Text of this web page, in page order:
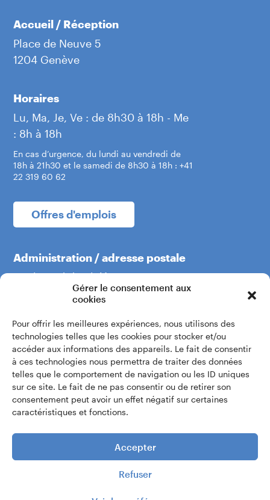
Gérer le consentement aux
cookies
Pour offrir les meilleures expériences, nous utilisons des
technologies telles que les cookies pour stocker et/ou
accéder aux informations des appareils. Le fait de consentir
à ces technologies nous permettra de traiter des données
telles que le comportement de navigation ou les ID uniques
sur ce site. Le fait de ne pas consentir ou de retirer son
consentement peut avoir un effet négatif sur certaines
caractéristiques et fonctions.
Accepter
Refuser
Accueil / Réception
Place de Neuve 5
1204 Genève
Horaires
Lu, Ma, Je, Ve : de 8h30 à 18h - Me
: 8h à 18h
En cas d’urgence, du lundi au vendredi de
18h à 21h30 et le samedi de 8h30 à 18h : +41
22 319 60 62
Offres d'emplois
Administration / adresse postale
Boulevard du Théâtre 5
1204 Genève
+41 22 319 60 60
Écrivez-nous
Accès intranet